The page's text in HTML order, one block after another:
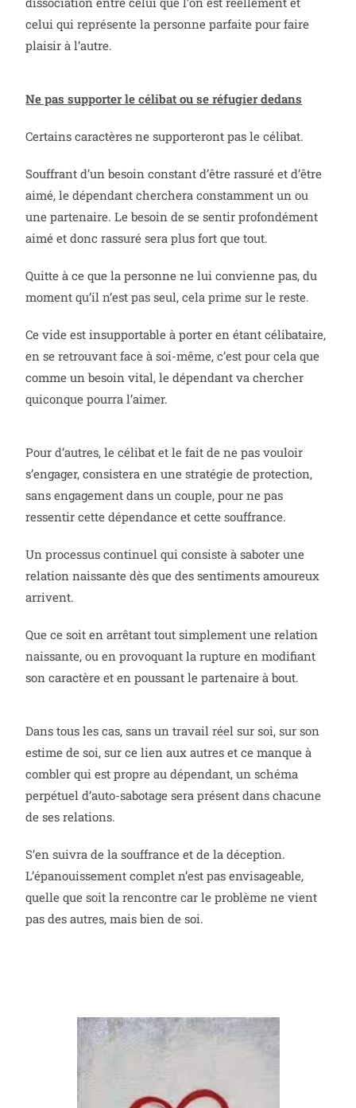
celui qui représente la personne parfaite pour faire
plaisir à l’autre.
Ne pas supporter le célibat ou se réfugier dedans
Certains caractères ne supporteront pas le célibat.
Souffrant d’un besoin constant d’être rassuré et d’être
aimé, le dépendant cherchera constamment un ou
une partenaire. Le besoin de se sentir profondément
aimé et donc rassuré sera plus fort que tout.
Quitte à ce que la personne ne lui convienne pas, du
moment qu’il n’est pas seul, cela prime sur le reste.
Ce vide est insupportable à porter en étant célibataire,
en se retrouvant face à soi-même, c’est pour cela que
comme un besoin vital, le dépendant va chercher
quiconque pourra l’aimer.
Pour d’autres, le célibat et le fait de ne pas vouloir
s’engager, consistera en une stratégie de protection,
sans engagement dans un couple, pour ne pas
ressentir cette dépendance et cette souffrance.
Un processus continuel qui consiste à saboter une
relation naissante dès que des sentiments amoureux
arrivent.
Que ce soit en arrêtant tout simplement une relation
naissante, ou en provoquant la rupture en modifiant
son caractère et en poussant le partenaire à bout.
Dans tous les cas, sans un travail réel sur soi, sur son
estime de soi, sur ce lien aux autres et ce manque à
combler qui est propre au dépendant, un schéma
perpétuel d’auto-sabotage sera présent dans chacune
de ses relations.
S’en suivra de la souffrance et de la déception.
L’épanouissement complet n’est pas envisageable,
quelle que soit la rencontre car le problème ne vient
pas des autres, mais bien de soi.